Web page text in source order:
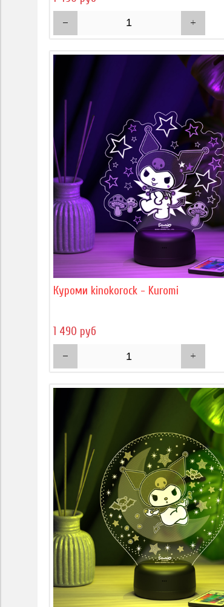
Куроми kinokorock - Kuromi
1 490 руб